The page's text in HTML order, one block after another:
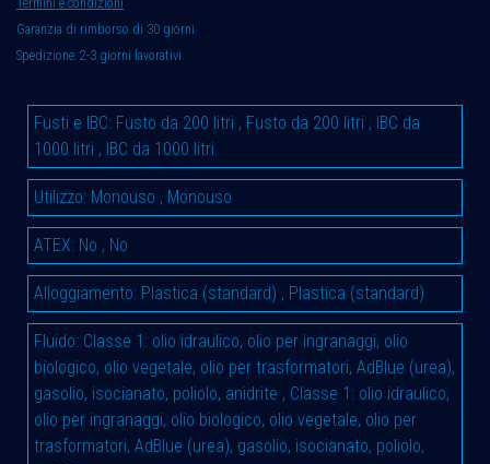
Termini e condizioni
Garanzia di rimborso di 30 giorni
Spedizione: 2-3 giorni lavorativi
Fusti e IBC: Fusto da 200 litri , Fusto da 200 litri , IBC da
1000 litri , IBC da 1000 litri
Utilizzo: Monouso , Monouso
ATEX: No , No
Alloggiamento: Plastica (standard) , Plastica (standard)
Fluido: Classe 1: olio idraulico, olio per ingranaggi, olio
biologico, olio vegetale, olio per trasformatori, AdBlue (urea),
gasolio, isocianato, poliolo, anidrite , Classe 1: olio idraulico,
olio per ingranaggi, olio biologico, olio vegetale, olio per
trasformatori, AdBlue (urea), gasolio, isocianato, poliolo,